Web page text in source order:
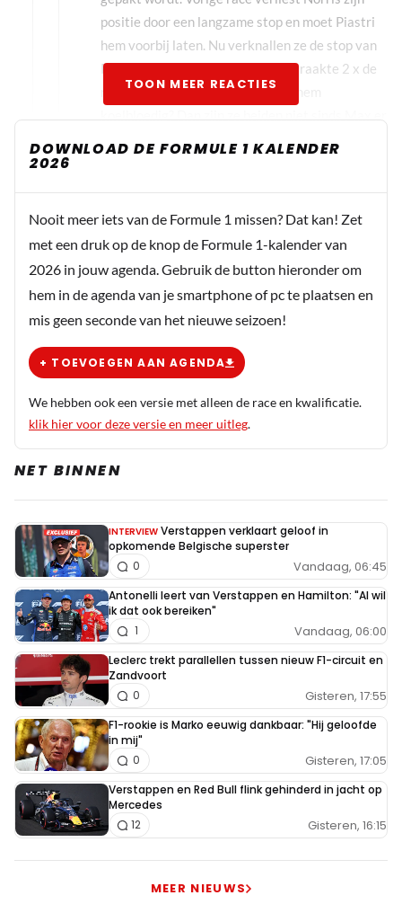
positie door een langzame stop en moet Piastri
hem voorbij laten. Nu verknallen ze de stop van
Piastri en gebeurt er niets. Norris raakte 2 x de
muur tijdens de race….en jij vindt hem
Martin Mortel
5 oktober 2025 15:15
@John Van Trijp Piastri is witheet en skipt zelfs
het "feesie" van McLaren ivm met WCC. Dat zal
echt niet voor niets zijn. Inderdaad, Piastri wordt
gepakt, dat vind ik ook. En wat Norris betreft:
Laat ik maar niets zeggen want anders worden
er hier weer een paar kwaad.
racewonder
5 oktober 2025 15:23
Norris nr 1 wordt.....kan nog leuk worden...
5 oktober 2025 15:24
@Martin Mortel - Lekker kwaad laten worden.
En dan lees ik net elders ook nog dat Norris na de
race tegen Max had gezegd dat hij probeerde
zijn band lek te rijden. Hij zal zich er wel achter
verschuilen dat dit weer zo'n geweldige "Norris
zo. Het is hem gewoon niet gelukt en hij was
raakte hij door de stuurcorrectie na die poging
aangenaam ventje. Vieze stiekemerd.
TOON MEER REACTIES
DOWNLOAD DE FORMULE 1 KALENDER
2026
Nooit meer iets van de Formule 1 missen? Dat kan! Zet
met een druk op de knop de Formule 1-kalender van
2026 in jouw agenda. Gebruik de button hieronder om
hem in de agenda van je smartphone of pc te plaatsen en
mis geen seconde van het nieuwe seizoen!
+ TOEVOEGEN AAN AGENDA
We hebben ook een versie met alleen de race en kwalificatie.
klik hier voor deze versie en meer uitleg.
NET BINNEN
INTERVIEW Verstappen verklaart geloof in
opkomende Belgische superster
Vandaag, 06:45
0
Antonelli leert van Verstappen en Hamilton: "Al wil
ik dat ook bereiken"
Vandaag, 06:00
1
Leclerc trekt parallellen tussen nieuw F1-circuit en
Zandvoort
Gisteren, 17:55
0
F1-rookie is Marko eeuwig dankbaar: "Hij geloofde
in mij"
Gisteren, 17:05
0
Verstappen en Red Bull flink gehinderd in jacht op
Mercedes
Gisteren, 16:15
12
MEER NIEUWS